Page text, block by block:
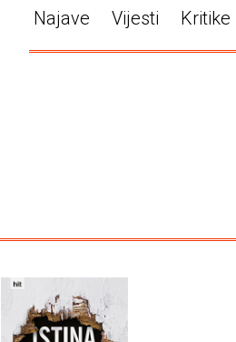
Najave Vijesti Kritike